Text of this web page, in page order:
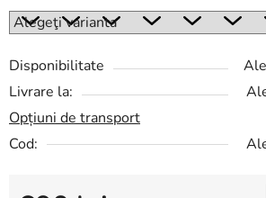
Disponibilitate
Livrare la:
Opțiuni de transport
Cod: